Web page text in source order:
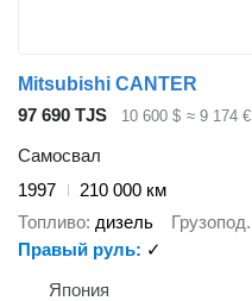
Mitsubishi CANTER
97 690 TJS
10 600 $ ≈ 9 174 €
Самосвал
1997
210 000 км
Топливо дизель Грузопод.
Правый руль
✓
Япония